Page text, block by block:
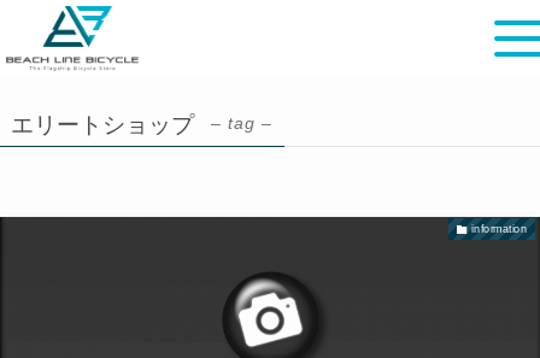
エリートショップ – tag –
information